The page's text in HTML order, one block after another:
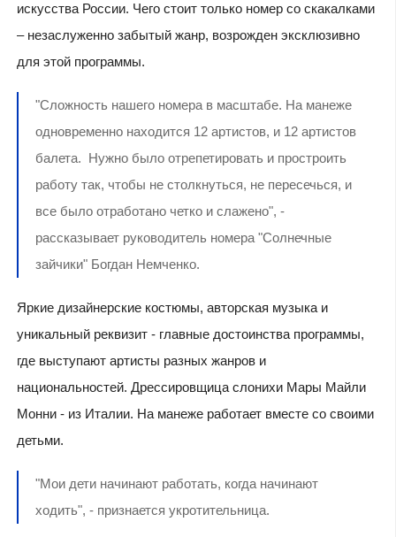
искусства России. Чего стоит только номер со скакалками
– незаслуженно забытый жанр, возрожден эксклюзивно
для этой программы.
"Сложность нашего номера в масштабе. На манеже
одновременно находится 12 артистов, и 12 артистов
балета. Нужно было отрепетировать и простроить
работу так, чтобы не столкнуться, не пересечься, и
все было отработано четко и слажено", -
рассказывает руководитель номера "Солнечные
зайчики" Богдан Немченко.
Яркие дизайнерские костюмы, авторская музыка и
уникальный реквизит - главные достоинства программы,
где выступают артисты разных жанров и
национальностей. Дрессировщица слонихи Мары Майли
Монни - из Италии. На манеже работает вместе со своими
детьми.
"Мои дети начинают работать, когда начинают
ходить", - признается укротительница.